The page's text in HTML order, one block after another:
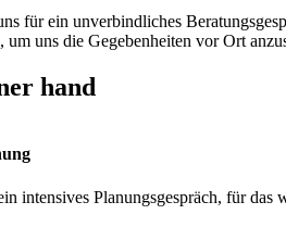
für ein unverbindliches
um uns die Gegebenheiten vor Ort
hand
intensives Planungsgespräch, für